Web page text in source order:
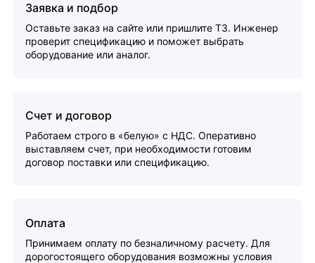
Заявка и подбор
Оставьте заказ на сайте или пришлите ТЗ. Инженер
проверит спецификацию и поможет выбрать
оборудование или аналог.
Счет и договор
Работаем строго в «белую» с НДС. Оперативно
выставляем счет, при необходимости готовим
договор поставки или спецификацию.
Оплата
Принимаем оплату по безналичному расчету. Для
дорогостоящего оборудования возможны условия